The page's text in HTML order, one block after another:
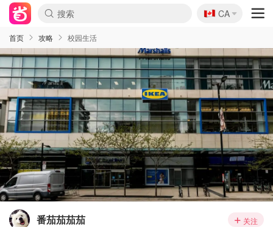
🇨🇦
CA
首页 攻略 校园生活
番茄茄茄茄 关注